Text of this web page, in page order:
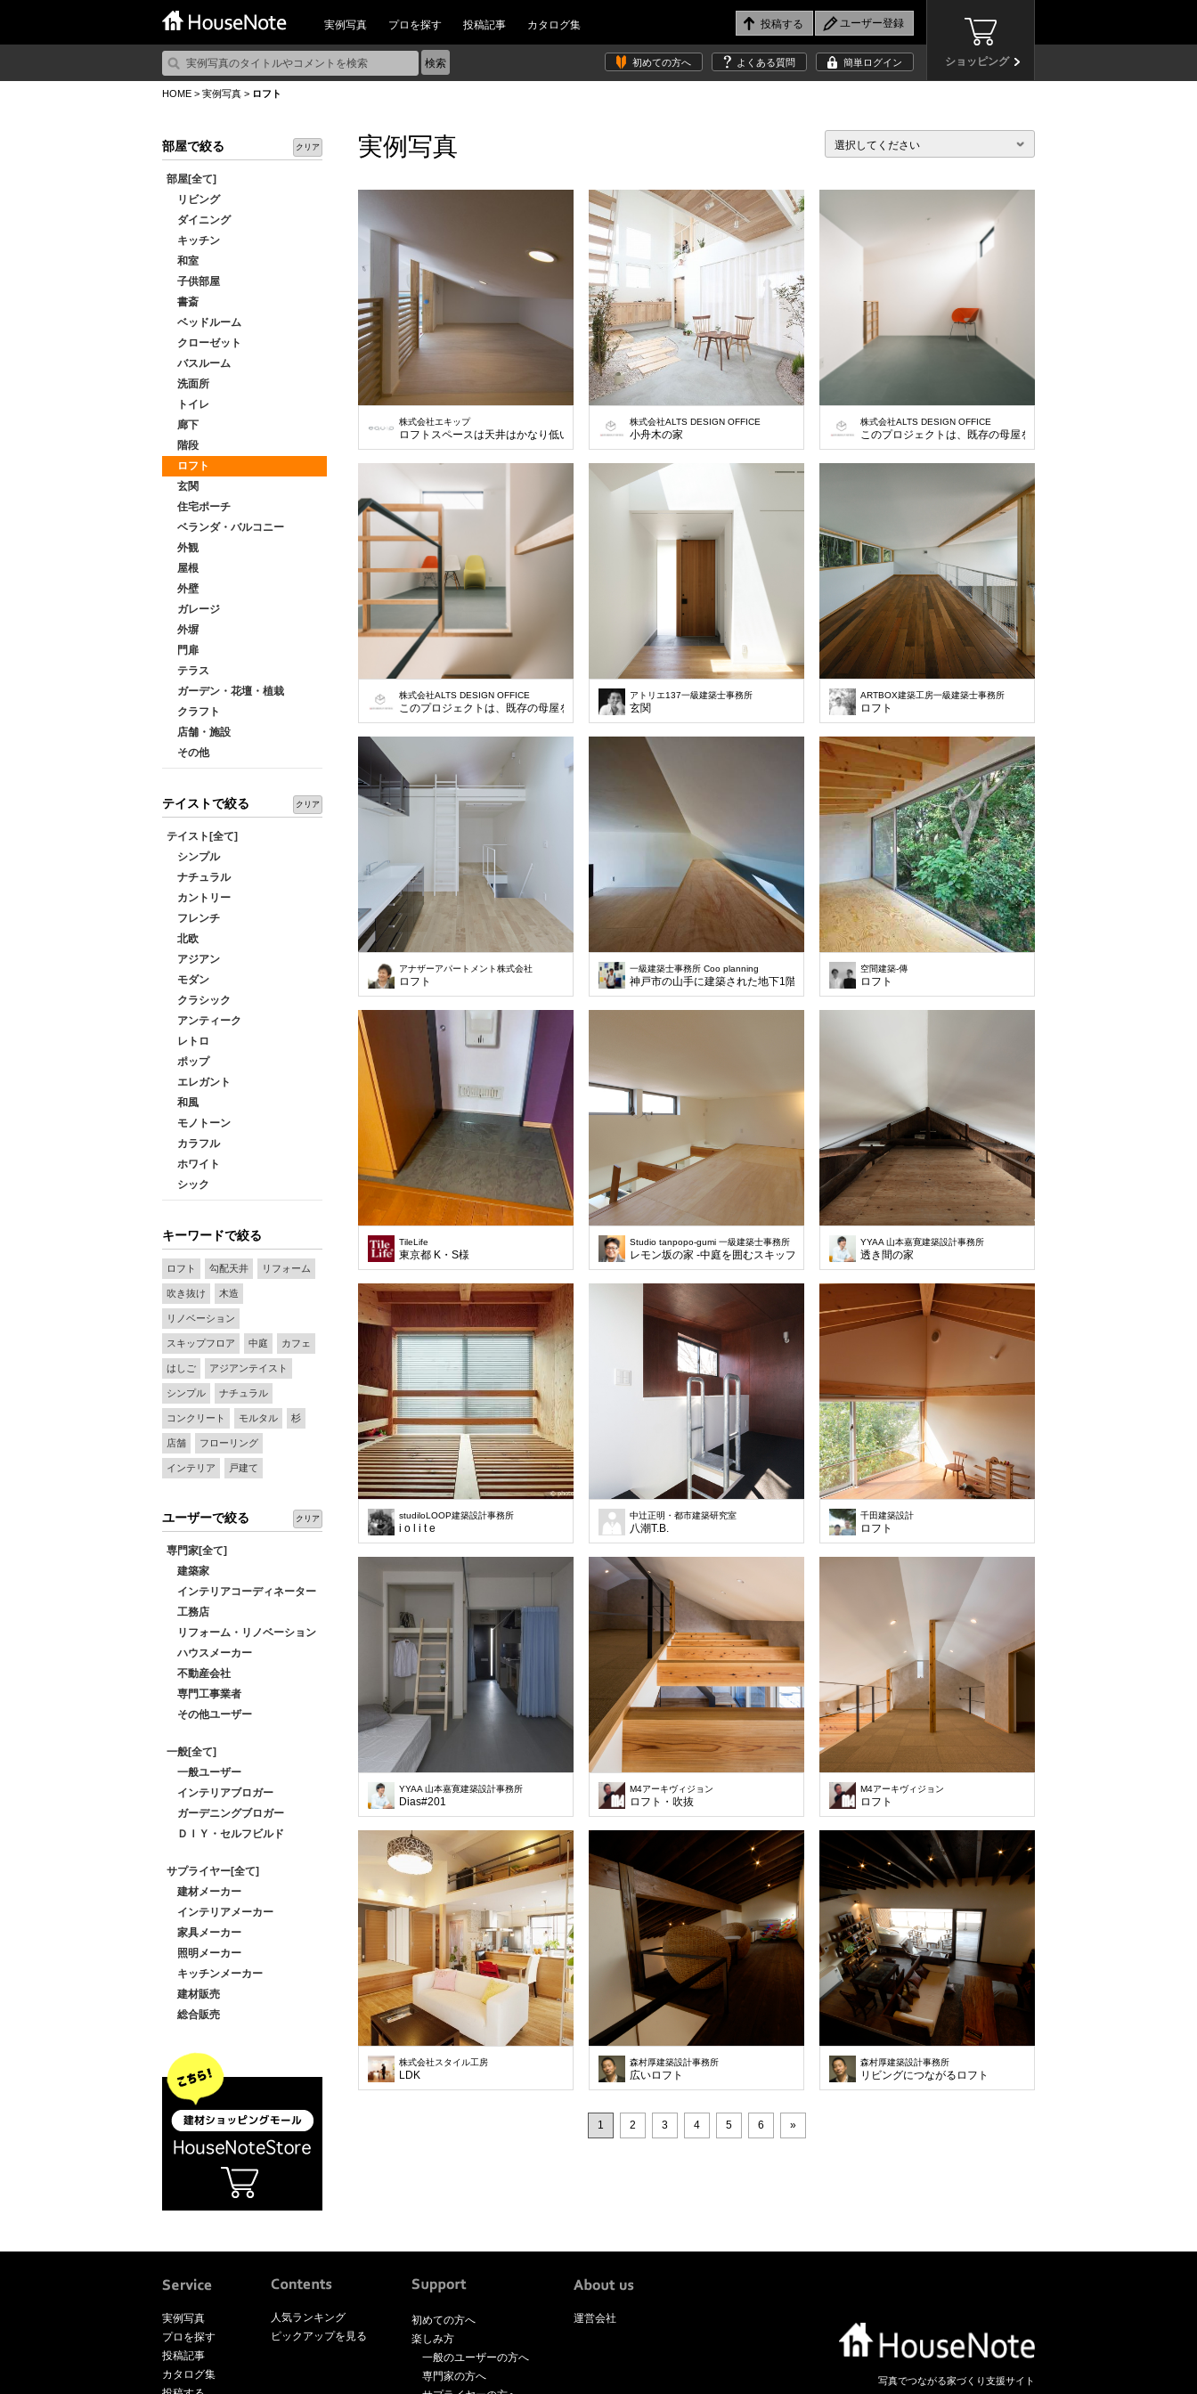
実例写真 プロを探す 投稿記事 カタログ集
ショッピング
初めての方へ よくある質問 簡単ログイン
HOME > 実例写真 > ロフト
部屋で絞る クリア
部屋[全て]
リビング
ダイニング
キッチン
和室
子供部屋
書斎
ベッドルーム
クローゼット
バスルーム
洗面所
トイレ
廊下
階段
ロフト
玄関
住宅ポーチ
ベランダ・バルコニー
外観
屋根
外壁
ガレージ
外塀
門扉
テラス
ガーデン・花壇・植栽
クラフト
店舗・施設
その他
テイストで絞る クリア
テイスト[全て]
シンプル
ナチュラル
カントリー
フレンチ
北欧
アジアン
モダン
クラシック
アンティーク
レトロ
ポップ
エレガント
和風
モノトーン
カラフル
ホワイト
シック
キーワードで絞る
ロフト 勾配天井 リフォーム
吹き抜け 木造
リノベーション
スキップフロア 中庭 カフェ
はしご アジアンテイスト
シンプル ナチュラル
コンクリート モルタル 杉
店舗 フローリング
インテリア 戸建て
ユーザーで絞る クリア
専門家[全て]
建築家
インテリアコーディネーター
工務店
リフォーム・リノベーション
ハウスメーカー
不動産会社
専門工事業者
その他ユーザー
一般[全て]
一般ユーザー
インテリアブロガー
ガーデニングブロガー
ＤＩＹ・セルフビルド
サプライヤー[全て]
建材メーカー
インテリアメーカー
家具メーカー
照明メーカー
キッチンメーカー
建材販売
総合販売
実例写真 選択してください
株式会社エキップ
ロフトスペースは天井はかなり低いですが、小さいうちは十分に遊べるスペースで明るさもあります。
株式会社ALTS DESIGN OFFICE
小舟木の家
株式会社ALTS DESIGN OFFICE
このプロジェクトは、既存の母屋を解体し、家族5人が快適に暮ら
株式会社ALTS DESIGN OFFICE
このプロジェクトは、既存の母屋を解体し、家族5人が快適に暮らせる新しい平屋住宅を建設するものです。 私たちは、家族それぞれのプライバシーを大切にし
アトリエ137一級建築士事務所
玄関
ARTBOX建築工房一級建築士事務所
ロフト
アナザーアパートメント株式会社
ロフト
一級建築士事務所 Coo planning
神戸市の山手に建築された地下1階地上2階建ての住宅です。RC造ガレージの上に、木造2階建てを建築しています
空間建築-傳
ロフト
TileLife
東京都 K・S様
Studio tanpopo-gumi 一級建築士事務所
レモン坂の家 -中庭を囲むスキップフロア-
YYAA 山本嘉寛建築設計事務所
透き間の家
studiloLOOP建築設計事務所
i o l i t e
中辻正明・都市建築研究室
八潮T.B.
千田建築設計
ロフト
YYAA 山本嘉寛建築設計事務所
Dias#201
M4アーキヴィジョン
ロフト・吹抜
M4アーキヴィジョン
ロフト
株式会社スタイル工房
LDK
森村厚建築設計事務所
広いロフト
森村厚建築設計事務所
リビングにつながるロフト
1 2 3 4 5 6 »
実例写真
プロを探す
投稿記事
カタログ集
人気ランキング
ピックアップを見る
初めての方へ
楽しみ方
一般のユーザーの方へ
専門家の方へ
運営会社
写真でつながる家づくり支援サイト